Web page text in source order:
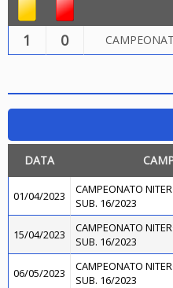
1 0
DATA
01/04/2023
CAMPEONATO
SUB. 16/2023
15/04/2023
CAMPEONATO
SUB. 16/2023
06/05/2023
CAMPEONATO
SUB. 16/2023